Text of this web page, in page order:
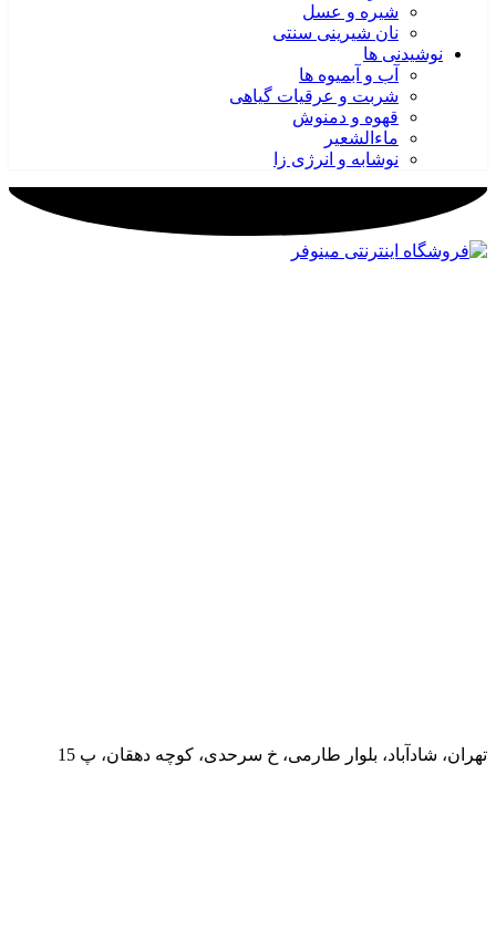
شیره و عسل
نان شیرینی سنتی
نوشیدنی ها
آب و آبمیوه ها
شربت و عرقیات گیاهی
قهوه و دمنوش
ماءالشعیر
نوشابه و انرژی زا
تهران، شادآباد، بلوار طارمی، خ سرحدی، کوچه دهقان، پ 15